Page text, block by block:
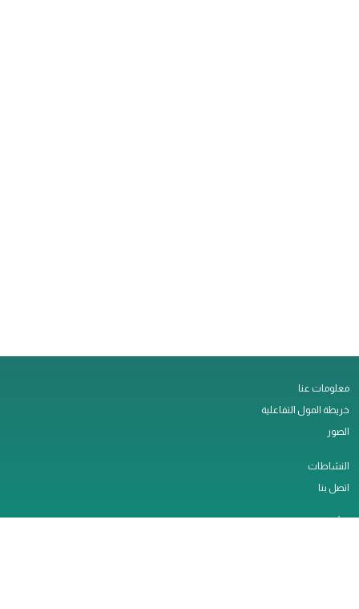
معلومات عنا
خريطة المول التفاعلية
الصور
النشاطات
اتصل بنا